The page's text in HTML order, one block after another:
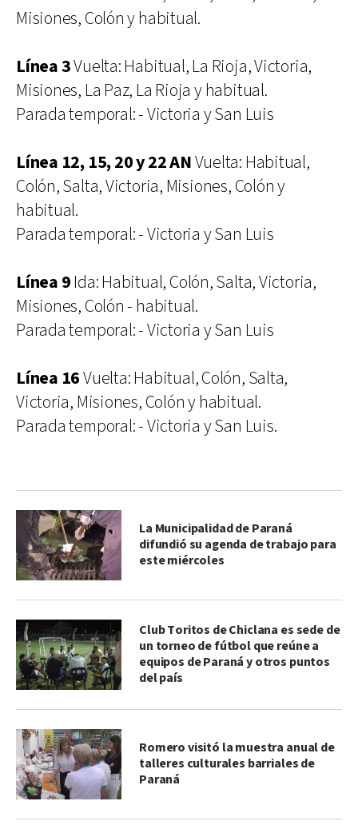
Misiones, Colón y habitual.
Línea 3Vuelta: Habitual, La Rioja, Victoria,
Misiones, La Paz, La Rioja y habitual.
Parada temporal: - Victoria y San Luis
Línea 12, 15, 20 y 22 ANVuelta: Habitual,
Colón, Salta, Victoria, Misiones, Colón y
habitual.
Parada temporal: - Victoria y San Luis
Línea 9Ida: Habitual, Colón, Salta, Victoria,
Misiones, Colón - habitual.
Parada temporal: - Victoria y San Luis
Línea 16Vuelta: Habitual, Colón, Salta,
Victoria, Misiones, Colón y habitual.
Parada temporal: - Victoria y San Luis.
La Municipalidad de Paraná
difundió su agenda de trabajo para
este miércoles
Club Toritos de Chiclana es sede de
un torneo de fútbol que reúne a
equipos de Paraná y otros puntos
del país
Romero visitó la muestra anual de
talleres culturales barriales de
Paraná